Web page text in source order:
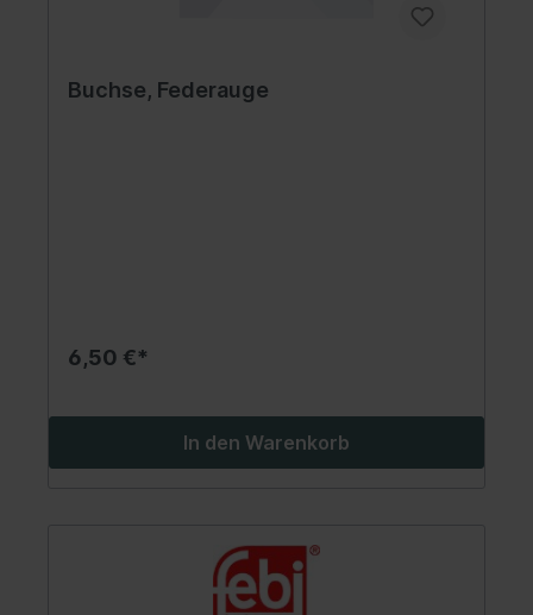
Buchse, Federauge
6,50 €*
In den Warenkorb